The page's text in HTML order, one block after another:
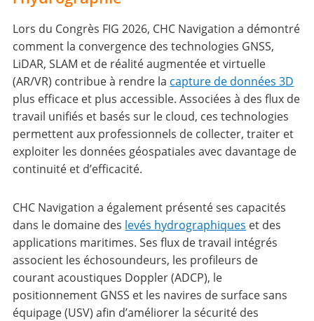
Lors du Congrès FIG 2026, CHC Navigation a démontré
comment la convergence des technologies GNSS,
LiDAR, SLAM et de réalité augmentée et virtuelle
(AR/VR) contribue à rendre la capture de données 3D
plus efficace et plus accessible. Associées à des flux de
travail unifiés et basés sur le cloud, ces technologies
permettent aux professionnels de collecter, traiter et
exploiter les données géospatiales avec davantage de
continuité et d’efficacité.
CHC Navigation a également présenté ses capacités
dans le domaine des levés hydrographiques et des
applications maritimes. Ses flux de travail intégrés
associent les échosoundeurs, les profileurs de
courant acoustiques Doppler (ADCP), le
positionnement GNSS et les navires de surface sans
équipage (USV) afin d’améliorer la sécurité des